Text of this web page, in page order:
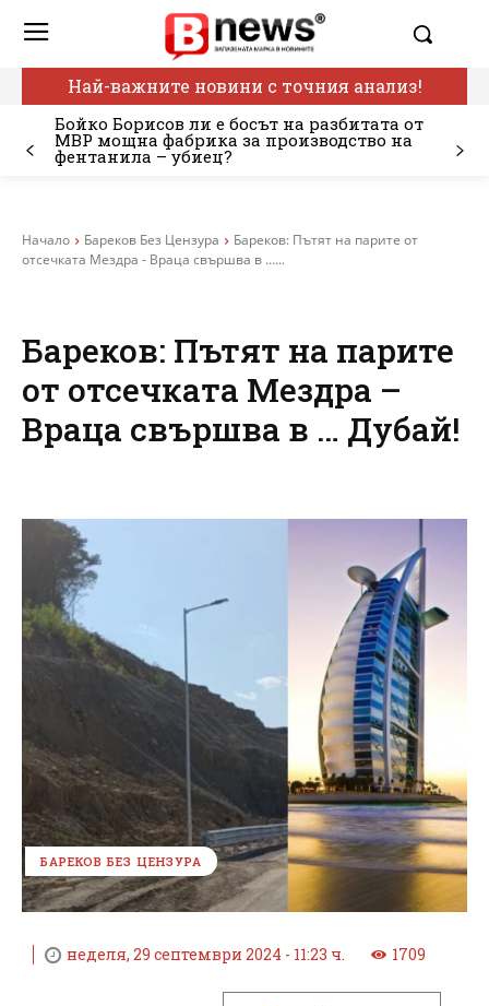
Най-важните новини с точния анализ!
Бойко Борисов ли е босът на разбитата от
МВР мощна фабрика за производство на
фентанила – убиец?
Начало Бареков Без Цензура
Бареков: Пътят на парите от
отсечката Мездра - Враца свършва в …...
Бареков: Пътят на парите
от отсечката Мездра –
Враца свършва в … Дубай!
БАРЕКОВ БЕЗ ЦЕНЗУРА
неделя, 29 септември 2024 - 11:23 ч. 1709